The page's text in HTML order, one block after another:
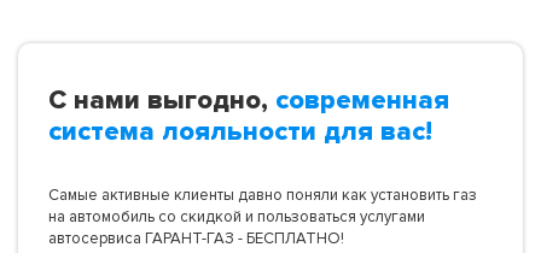
С нами выгодно, современная
система лояльности для вас!
Самые активные клиенты давно поняли как установить газ
на автомобиль со скидкой и пользоваться услугами
автосервиса ГАРАНТ-ГАЗ - БЕСПЛАТНО!